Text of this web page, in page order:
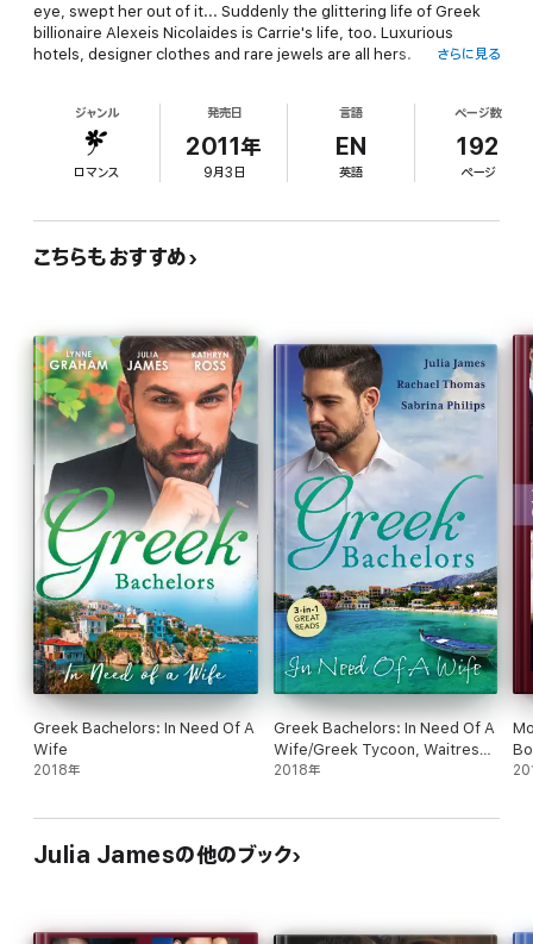
eye, swept her out of it... Suddenly the glittering life of Greek
billionaire Alexeis Nicolaides is Carrie's life, too. Luxurious
hotels, designer clothes and rare jewels are all hers.
consequences of one night together lead to a shocking end to
Carrie's fairytale. She discovers that Alexeis is not her Prince
Charming after all. Instead, he is a man who will make her his,
whatever the cost!
さらに見る
ジャンル
ロマンス
発売日
2011年
9月3日
言語
EN
英語
ページ数
192
ページ
こちらもおすすめ
Greek Bachelors: In Need Of A
Wife
2018年
Greek Bachelors: In Need Of A
Wife/Greek Tycoon, Waitress
Wife/From One Night To
2018年
Julia Jamesの他のブック